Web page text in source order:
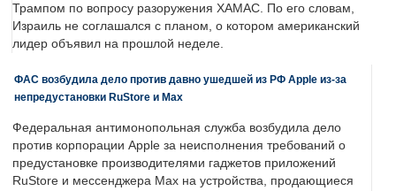
Трампом по вопросу разоружения ХАМАС. По его словам,
Израиль не соглашался с планом, о котором американский
лидер объявил на прошлой неделе.
ФАС возбудила дело против давно ушедшей из РФ Apple из-за
непредустановки RuStore и Max
Федеральная антимонопольная служба возбудила дело
против корпорации Apple за неисполнения требований о
предустановке производителями гаджетов приложений
RuStore и мессенджера Max на устройства, продающиеся